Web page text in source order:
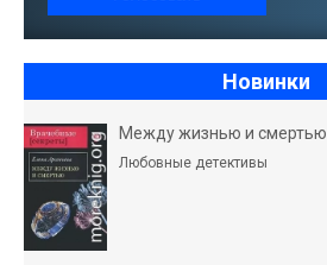
Новинки
Между жизнью и смертью
Любовные детективы